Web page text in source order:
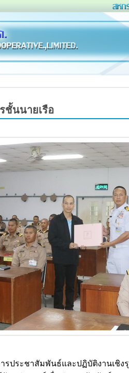
ชั้นนายเรือ
ประชาสัมพันธ์และปฏิบัติงานเชิ